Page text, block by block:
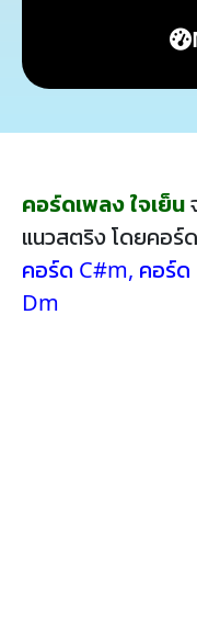
คอร์ดเพลง ใจเย็น
แนวสตริง โดยคอร์
คอร์ด C#m, คอร์ด
Dm